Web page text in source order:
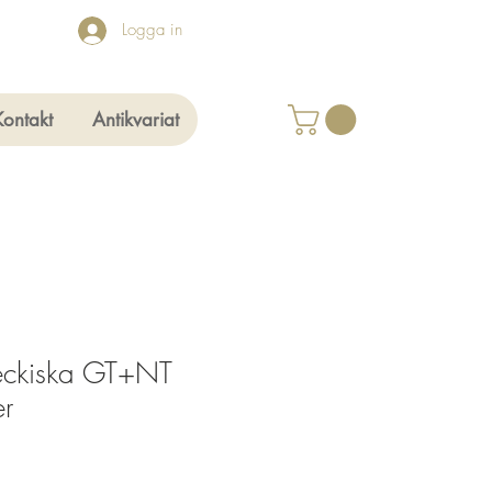
Logga in
Antikvariat
GT+NT